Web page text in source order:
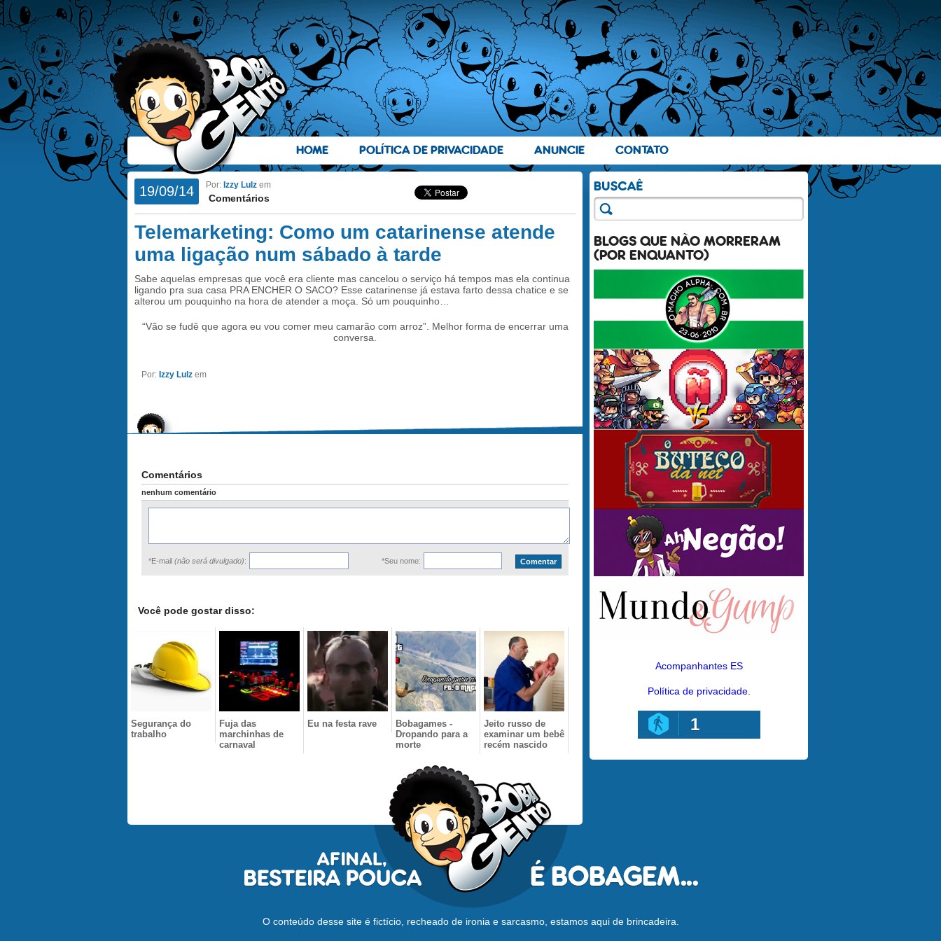
HOME POLÍTICA DE PRIVACIDADE ANUNCIE CONTATO
19/09/14 Por: Izzy Lulz em
Comentários
Telemarketing: Como um catarinense atende
uma ligação num sábado à tarde
Sabe aquelas empresas que você era cliente mas cancelou o serviço há tempos mas ela continua
ligando pra sua casa PRA ENCHER O SACO? Esse catarinense já estava farto dessa chatice e se
alterou um pouquinho na hora de atender a moça. Só um pouquinho…
“Vão se fudê que agora eu vou comer meu camarão com arroz”. Melhor forma de encerrar uma
conversa.
Por: Izzy Lulz em
Comentários
nenhum comentário
*E-mail (não será divulgado): *Seu nome:
Você pode gostar disso:
Segurança do
trabalho
Fuja das
marchinhas de
carnaval
Eu na festa rave
Bobagames -
Dropando para a
morte
Jeito russo de
examinar um bebê
recém nascido
BLOGS QUE NÃO MORRERAM
(POR ENQUANTO)
Acompanhantes ES
Política de privacidade.
1
O conteúdo desse site é fictício, recheado de ironia e sarcasmo, estamos aqui de brincadeira.